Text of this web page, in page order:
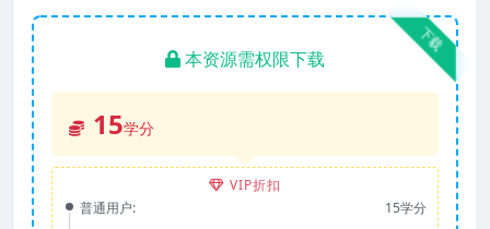
下载
本资源需权限下载
15学分
VIP折扣
普通用户:
15学分